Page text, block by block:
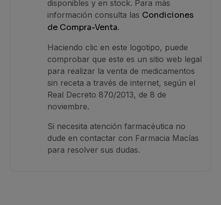
disponibles y en stock. Para más
información consulta las Condiciones
de Compra-Venta.
Haciendo clic en este logotipo, puede
comprobar que este es un sitio web legal
para realizar la venta de medicamentos
sin receta a través de internet, según el
Real Decreto 870/2013, de 8 de
noviembre.
Si necesita atención farmacéutica no
dude en contactar con Farmacia Macías
para resolver sus dudas.